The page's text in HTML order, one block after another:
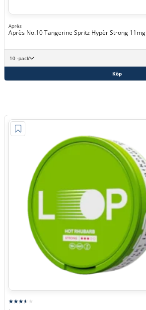
Après
Après No.10 Tangerine Spritz Hypèr Strong 11mg
10 -pack
Köp